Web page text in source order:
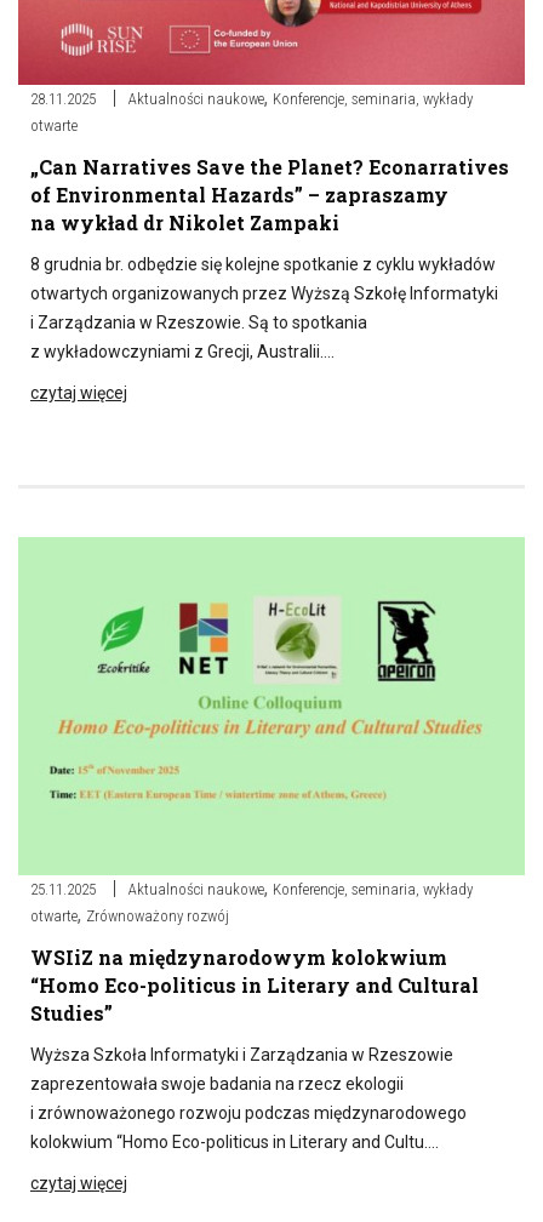
28.11.2025 Aktualności naukowe, Konferencje, seminaria, wykłady
otwarte
„Can Narratives Save the Planet? Econarratives
of Environmental Hazards” – zapraszamy
na wykład dr Nikolet Zampaki
8 grudnia br. odbędzie się kolejne spotkanie z cyklu wykładów
otwartych organizowanych przez Wyższą Szkołę Informatyki
i Zarządzania w Rzeszowie. Są to spotkania
z wykładowczyniami z Grecji, Australii….
czytaj więcej
25.11.2025 Aktualności naukowe, Konferencje, seminaria, wykłady
otwarte, Zrównoważony rozwój
WSIiZ na międzynarodowym kolokwium
“Homo Eco-politicus in Literary and Cultural
Studies”
Wyższa Szkoła Informatyki i Zarządzania w Rzeszowie
zaprezentowała swoje badania na rzecz ekologii
i zrównoważonego rozwoju podczas międzynarodowego
kolokwium “Homo Eco-politicus in Literary and Cultu….
czytaj więcej